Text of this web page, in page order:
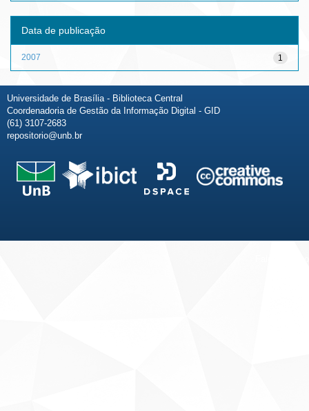
Data de publicação
1
2007
Universidade de Brasília - Biblioteca Central
Coordenadoria de Gestão da Informação Digital - GID
(61) 3107-2683
repositorio@unb.br